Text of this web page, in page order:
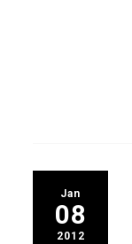
Jan
08
2012